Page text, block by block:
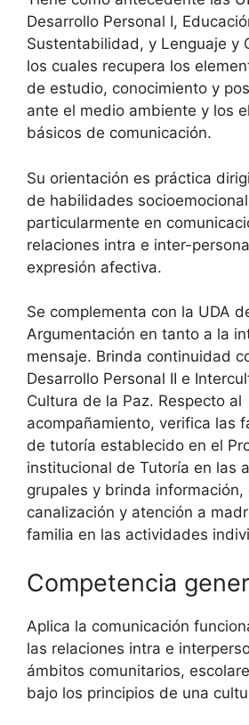
Desarrollo Personal I,
Sustentabilidad, y Lenguaje y
los cuales recupera los
de estudio, conocimiento y
ante el medio ambiente y los
básicos de comunicación.
Su orientación es práctica
de habilidades
particularmente en
relaciones intra e inter-
expresión afectiva.
Se complementa con la UDA
Argumentación en tanto a la
mensaje. Brinda continuidad
Desarrollo Personal II e
Cultura de la Paz. Respecto al
acompañamiento, verifica las
de tutoría establecido en el
institucional de Tutoría en las
grupales y brinda información,
canalización y atención a
familia en las actividades
Competencia
Aplica la comunicación
las relaciones intra e
ámbitos comunitarios,
bajo los principios de una